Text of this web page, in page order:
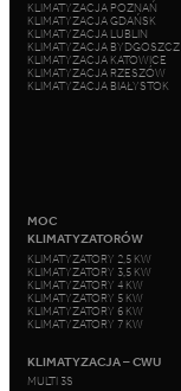
KLIMATYZACJA POZNAŃ
KLIMATYZACJA GDAŃSK
KLIMATYZACJA LUBLIN
KLIMATYZACJA BYDGOSZCZ
KLIMATYZACJA KATOWICE
KLIMATYZACJA RZESZÓW
KLIMATYZACJA BIAŁYSTOK
MOC
KLIMATYZATORÓW
KLIMATYZATORY 2,5 KW
KLIMATYZATORY 3,5 KW
KLIMATYZATORY 4 KW
KLIMATYZATORY 5 KW
KLIMATYZATORY 6 KW
KLIMATYZATORY 7 KW
KLIMATYZACJA – CWU
MULTI 3S